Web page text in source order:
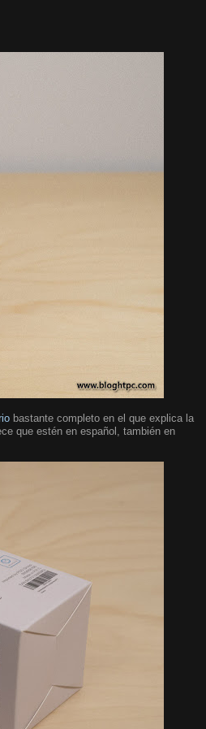
bastante completo en el que explica la
que estén en español, también en